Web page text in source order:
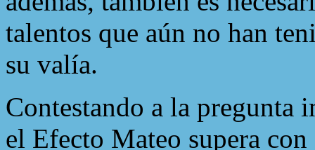
talentos que aún no han
su valía.
Contestando a la pregunta
el Efecto Mateo supera